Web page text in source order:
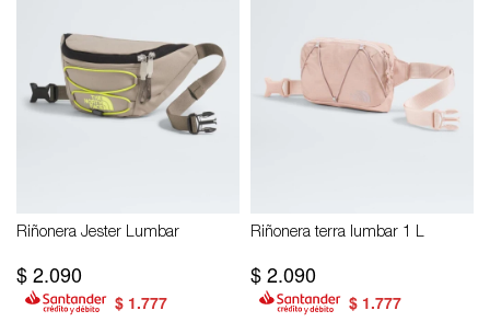
Riñonera Jester Lumbar
$2.090
$ 1.777
Riñonera terra lumbar 1 L
$2.090
$ 1.777